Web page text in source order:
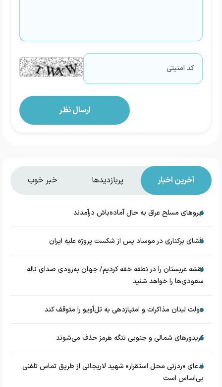
آخرین اخبار پربازدیدها خبر خوب
نیروهای مسلح عراق به حال آماده‌باش درآمدند
افشای برکناری در موساد پس از شکست پروژه علیه ایران
نقشه عربستان را در نطفه خفه کردیم/ جهان به‌زودی صدای ناله
سعودی‌ها را خواهد شنید
دولت لبنان مذاکرات و امتیازدهی به تل‌آویو را متوقف کند
کریدورهای شمالی و جنوبی تنگه هرمز حذف می‌شوند
ادعای «ردزنی محل استقرار» شهید لاریجانی از طریق تماس تلفنی
بی‌اساس است